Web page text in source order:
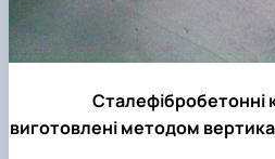
Сталефібробетонні
виготовлені методом